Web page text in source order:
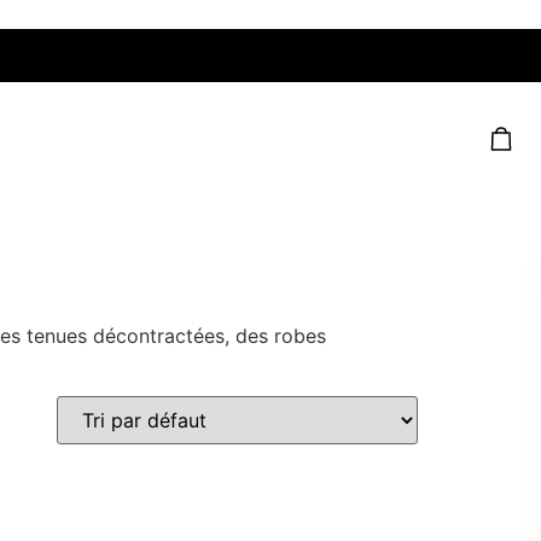
tenues décontractées, des robes